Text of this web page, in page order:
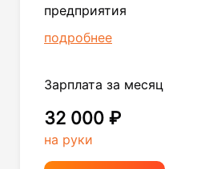
предприятия
подробнее
Зарплата за месяц
32 000 ₽
на руки